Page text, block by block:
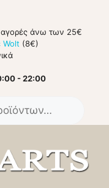
αγορές άνω των 25€
Wolt (8€)
- 22:00